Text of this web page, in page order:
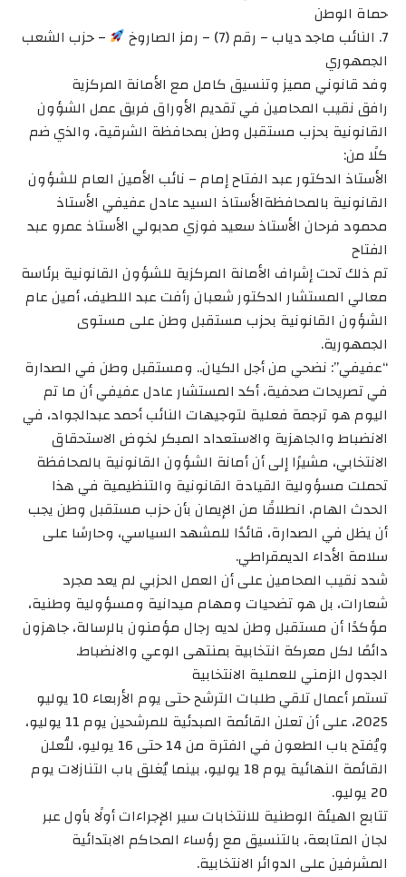
حماة الوطن
7. النائب ماجد دياب – رقم (7) – رمز الصاروخ
– حزب الشعب
الجمهوري
وفد قانوني مميز وتنسيق كامل مع الأمانة المركزية
رافق نقيب المحامين في تقديم الأوراق فريق عمل الشؤون
القانونية بحزب مستقبل وطن بمحافظة الشرقية، والذي ضم
كلًا من:
الأستاذ الدكتور عبد الفتاح إمام – نائب الأمين العام للشؤون
القانونية بالمحافظةالأستاذ السيد عادل عفيفي الأستاذ
محمود فرحان الأستاذ سعيد فوزي مدبولي الأستاذ عمرو عبد
الفتاح
تم ذلك تحت إشراف الأمانة المركزية للشؤون القانونية برئاسة
معالي المستشار الدكتور شعبان رأفت عبد اللطيف، أمين عام
الشؤون القانونية بحزب مستقبل وطن على مستوى
الجمهورية.
“عفيفي”: نضحي من أجل الكيان.. ومستقبل وطن في الصدارة
في تصريحات صحفية، أكد المستشار عادل عفيفي أن ما تم
اليوم هو ترجمة فعلية لتوجيهات النائب أحمد عبدالجواد، في
الانضباط والجاهزية والاستعداد المبكر لخوض الاستحقاق
الانتخابي، مشيرًا إلى أن أمانة الشؤون القانونية بالمحافظة
تحملت مسؤولية القيادة القانونية والتنظيمية في هذا
الحدث الهام، انطلاقًا من الإيمان بأن حزب مستقبل وطن يجب
أن يظل في الصدارة، قائدًا للمشهد السياسي، وحارسًا على
سلامة الأداء الديمقراطي.
شدد نقيب المحامين على أن العمل الحزبي لم يعد مجرد
شعارات، بل هو تضحيات ومهام ميدانية ومسؤولية وطنية،
مؤكدًا أن مستقبل وطن لديه رجال مؤمنون بالرسالة، جاهزون
دائمًا لكل معركة انتخابية بمنتهى الوعي والانضباط.
الجدول الزمني للعملية الانتخابية
تستمر أعمال تلقي طلبات الترشح حتى يوم الأربعاء 10 يوليو
2025، على أن تعلن القائمة المبدئية للمرشحين يوم 11 يوليو،
ويُفتح باب الطعون في الفترة من 14 حتى 16 يوليو، لتُعلن
القائمة النهائية يوم 18 يوليو، بينما يُغلق باب التنازلات يوم
20 يوليو.
تتابع الهيئة الوطنية للانتخابات سير الإجراءات أولًا بأول عبر
لجان المتابعة، بالتنسيق مع رؤساء المحاكم الابتدائية
المشرفين على الدوائر الانتخابية.